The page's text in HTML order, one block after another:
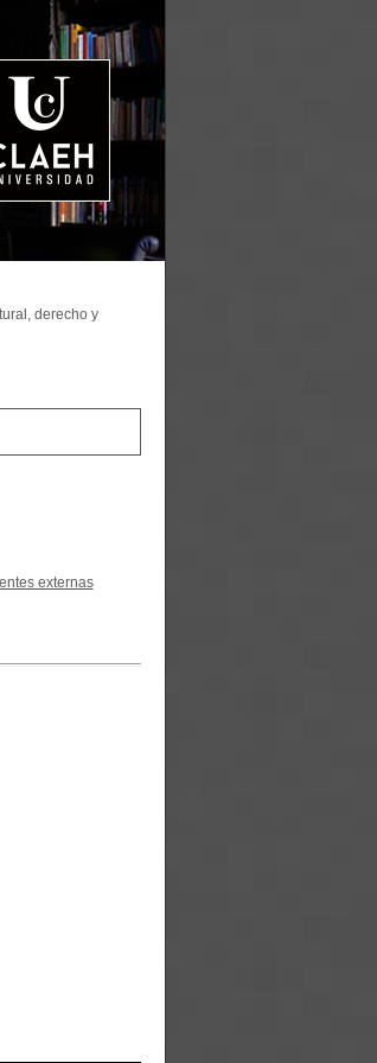
externas
derecho y